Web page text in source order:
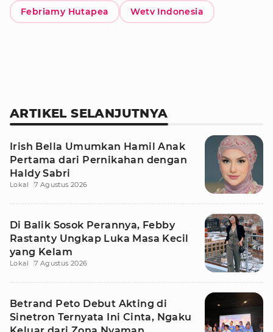
Febriamy Hutapea Wetv Indonesia
ARTIKEL SELANJUTNYA
Irish Bella Umumkan Hamil Anak
Pertama dari Pernikahan dengan
Haldy Sabri
Lokal 7 Agustus 2026
Di Balik Sosok Perannya, Febby
Rastanty Ungkap Luka Masa Kecil
yang Kelam
Lokal 7 Agustus 2026
Betrand Peto Debut Akting di
Sinetron Ternyata Ini Cinta, Ngaku